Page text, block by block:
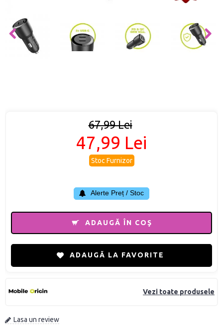
Vezi toate produsele
Lasa un review
67,99 Lei
47,99 Lei
Stoc Furnizor
Alerte Preț / Stoc
ADAUGĂ ÎN COŞ
ADAUGĂ LA FAVORITE